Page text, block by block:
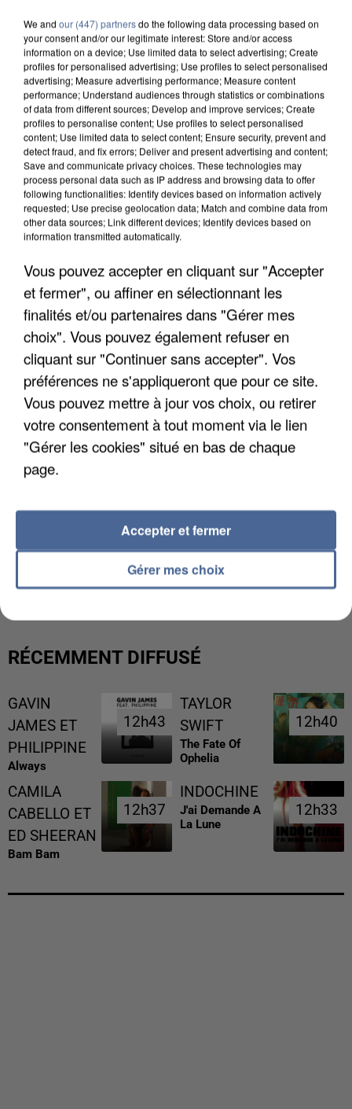
INTERMARCHÉ APRÈS UNE...
GABRIEL ATTAL ET RAPHAËL GLUCKSMANN
VISÉS PAR DES INGÉRENCES...
RÉCEMMENT DIFFUSÉ
GAVIN
JAMES ET
PHILIPPINE
Always
12h43
12h43
TAYLOR
SWIFT
The Fate Of
Ophelia
12h40
12h40
CAMILA
CABELLO ET
ED SHEERAN
Bam Bam
12h37
12h37
INDOCHINE
J'ai Demande A
La Lune
12h33
12h33
We and our (447) partnersdo the following data processing based on
your consent and/or our legitimate interest: Store and/or access
information on a device; Use limited data to select advertising; Create
profiles for personalised advertising; Use profiles to select personalised
advertising; Measure advertising performance; Measure content
performance; Understand audiences through statistics or combinations
of data from different sources; Develop and improve services; Create
profiles to personalise content; Use profiles to select personalised
content; Use limited data to select content; Ensure security, prevent and
detect fraud, and fix errors; Deliver and present advertising and content;
Save and communicate privacy choices. These technologies may
process personal data such as IP address and browsing data to offer
following functionalities: Identify devices based on information actively
requested; Use precise geolocation data; Match and combine data from
other data sources; Link different devices; Identify devices based on
information transmitted automatically.
Vous pouvez accepter en cliquant sur "Accepter
et fermer", ou affiner en sélectionnant les
finalités et/ou partenaires dans "Gérer mes
choix". Vous pouvez également refuser en
cliquant sur "Continuer sans accepter". Vos
préférences ne s'appliqueront que pour ce site.
Vous pouvez mettre à jour vos choix, ou retirer
votre consentement à tout moment via le lien
"Gérer les cookies" situé en bas de chaque
page.
Gérer mes choix
Accepter et fermer